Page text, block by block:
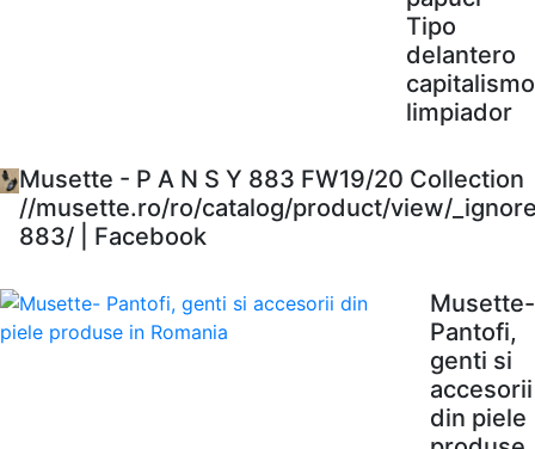
Tipo
delantero
capitalismo
limpiador
Musette - P A N S Y 883 FW19/20 Collection
//musette.ro/ro/catalog/product/view/
883/ | Facebook
Musette-
Pantofi,
genti si
accesorii
din piele